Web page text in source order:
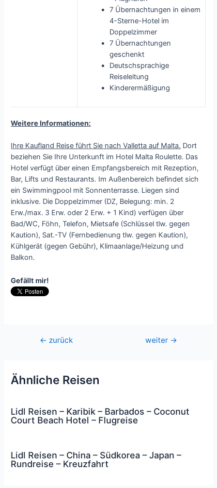
7 Übernachtungen in einem
4-Sterne-Hotel im
Doppelzimmer
7 Übernachtungen
geschenkt
Deutschsprachige
Reiseleitung
Kinderermäßigung
Weitere Informationen:
Ihre Kaufland Reise führt Sie nach Valletta auf Malta. Dort
beziehen Sie Ihre Unterkunft im Hotel Malta Roulette. Das
Hotel verfügt über einen Empfangsbereich mit Rezeption,
Bar, Lifts und Restaurants. Im Außenbereich befindet sich
ein Swimmingpool mit Sonnenterrasse. Liegen sind
inklusive. Die Doppelzimmer (DZ, Belegung: min. 2
Erw./max. 3 Erw. oder 2 Erw. + 1 Kind) verfügen über
Bad/WC, Föhn, Telefon, Mietsafe (Schlüssel tlw. gegen
Kaution), Sat.-TV (Fernbedienung tlw. gegen Kaution),
Kühlgerät (gegen Gebühr), Klimaanlage/Heizung und
Balkon.
Gefällt mir!
Beitragsnavigation
← zurück weiter →
Ähnliche Reisen
Lidl Reisen – Karibik – Barbados – Coconut
Court Beach Hotel – Flugreise
Lidl Reisen – China – Südkorea – Japan –
Rundreise – Kreuzfahrt